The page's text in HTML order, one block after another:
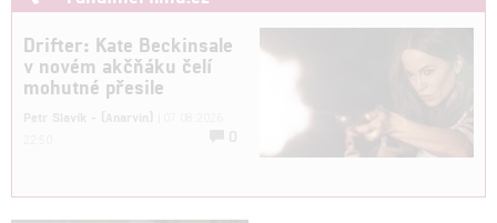
Drifter: Kate Beckinsale
v novém akčňáku čelí
mohutné přesile